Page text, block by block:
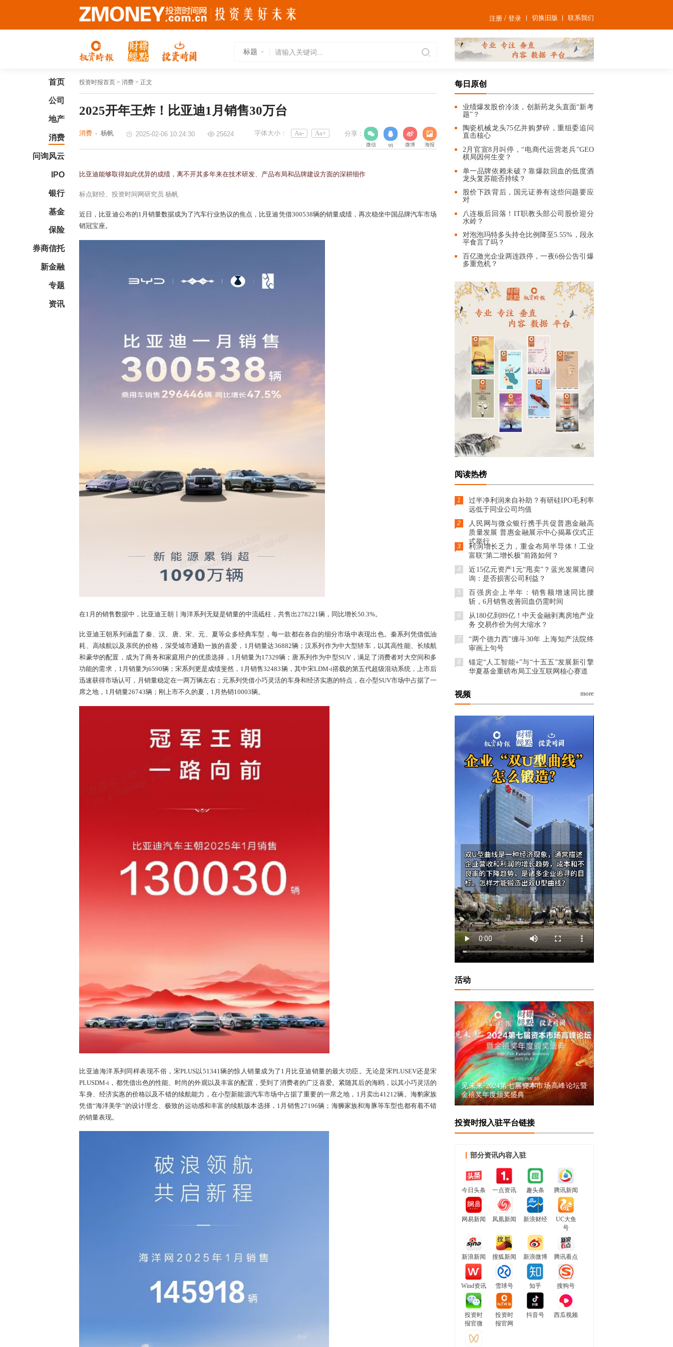
联系我们
切换旧版
注册 /登录
标题
首页
公司
地产
消费
问询风云
IPO
银行
基金
保险
券商信托
新金融
专题
资讯
投资时报首页 > 消费 > 正文
​2025开年王炸！比亚迪1月销售30万台
消费 杨帆 2025-02-06 10:24:30 25624 分享：
微信 qq 微博 海报
字体大小： Aa- Aa+
比亚迪能够取得如此优异的成绩，离不开其多年来在技术研发、产品布局和品牌建设方面的深耕细作
标点财经、投资时间网研究员 杨帆
近日，比亚迪公布的1月销量数据成为了汽车行业热议的焦点，比亚迪凭借300538辆的销量成绩，再次稳坐中国品牌汽车市场
销冠宝座。
在1月的销售数据中，比亚迪王朝丨海洋系列无疑是销量的中流砥柱，共售出278221辆，同比增长50.3%。
比亚迪王朝系列涵盖了秦、汉、唐、宋、元、夏等众多经典车型，每一款都在各自的细分市场中表现出色。秦系列凭借低油
耗、高续航以及亲民的价格，深受城市通勤一族的喜爱，1月销量达36882辆；汉系列作为中大型轿车，以其高性能、长续航
和豪华的配置，成为了商务和家庭用户的优质选择，1月销量为17329辆；唐系列作为中型SUV，满足了消费者对大空间和多
功能的需求，1月销量为6590辆；宋系列更是成绩斐然，1月销售32483辆，其中宋LDM-i搭载的第五代超级混动系统，上市后
迅速获得市场认可，月销量稳定在一两万辆左右；元系列凭借小巧灵活的车身和经济实惠的特点，在小型SUV市场中占据了一
席之地，1月销量26743辆；刚上市不久的夏，1月热销10003辆。
比亚迪海洋系列同样表现不俗，宋PLUS以51341辆的惊人销量成为了1月比亚迪销量的最大功臣。无论是宋PLUSEV还是宋
PLUSDM-i，都凭借出色的性能、时尚的外观以及丰富的配置，受到了消费者的广泛喜爱。紧随其后的海鸥，以其小巧灵活的
车身、经济实惠的价格以及不错的续航能力，在小型新能源汽车市场中占据了重要的一席之地，1月卖出41212辆。海豹家族
凭借“海洋美学”的设计理念、极致的运动感和丰富的续航版本选择，1月销售27196辆；海狮家族和海豚等车型也都有着不错
的销量表现。
每日原创
业绩爆发股价冷淡，创新药龙头直面“新考
题”？
陶瓷机械龙头75亿并购梦碎，重组委追问
直击核心
2月官宣8月叫停，“电商代运营老兵”GEO
棋局因何生变？
单一品牌依赖未破？靠爆款回血的低度酒
龙头复苏能否持续？
股价下跌背后，国元证券有这些问题要应
对
八连板后回落！IT职教头部公司股价迎分
水岭？
对泡泡玛特多头持仓比例降至5.55%，段永
平食言了吗？
百亿激光企业两连跌停，一夜6份公告引爆
多重危机？
阅读热榜
1
过半净利润来自补助？有研硅IPO毛利率
远低于同业公司均值
2
人民网与微众银行携手共促普惠金融高
质量发展 普惠金融展示中心揭幕仪式正
式举行
3
利润增长乏力，重金布局半导体！工业
富联“第二增长极”前路如何？
4
近15亿元资产1元“甩卖”？蓝光发展遭问
询：是否损害公司利益？
5
百强房企上半年：销售额增速同比腰
斩，6月销售改善回血仍需时间
6
从180亿到89亿！中天金融剥离房地产业
务 交易作价为何大缩水？
7
“两个德力西”缠斗30年 上海知产法院终
审画上句号
8
锚定“人工智能+”与“十五五”发展新引擎
华夏基金重磅布局工业互联网核心赛道
视频 more
活动
见未来·2024第七届资本市场高峰论坛暨
金禧奖年度颁奖盛典
投资时报入驻平台链接
部分资讯内容入驻
今日头条 一点资讯 趣头条 腾讯新闻
网易新闻 凤凰新闻 新浪财经
UC大鱼
号
新浪新闻 搜狐新闻 新浪微博 腾讯看点
Wind资讯 雪球号 知乎 搜狗号
投资时
报官微
投资时
报官网
抖音号 西瓜视频